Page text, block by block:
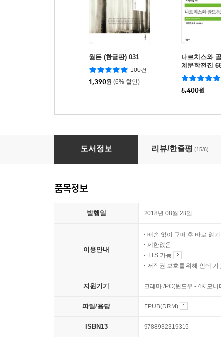
월든 (한글판) 031
100건
1,390원 (6% 할인)
나르치스와
계문학전집
8,400원
서양 미학사의 거장들
도서정보 리뷰/한줄평 (15/6)
품목정보
발행일 2018년 08월 28일
이용안내
배송 없이 구매 후 바로 읽기
제한없음
TTS 가능
저작권 보호를 위해 인쇄 기
지원기기 크레마 /PC(윈도우 - 4K 모
파일/용량 EPUB(DRM)
ISBN13 9788932319315